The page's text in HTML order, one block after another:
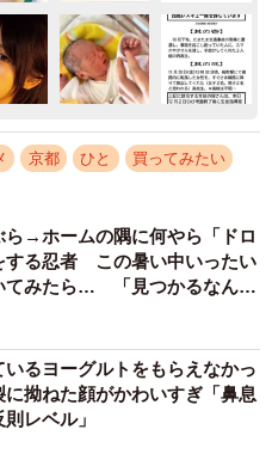
京都 ひと 買ってみたい
ら→ホームの隅に何やら「ドロ
する忍者 この暑い中いったい
みたら… 「見つかるなんて
るヨーグルトをもらえなかっ
に拗ねた顔がかわいすぎ「鼻息
レベル」